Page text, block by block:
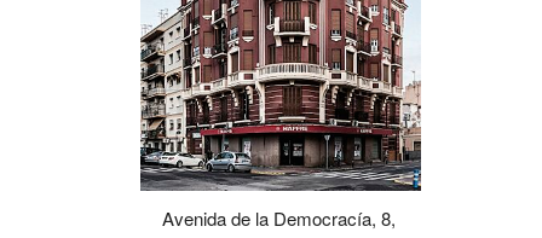
Avenida de la Democracía, 8,